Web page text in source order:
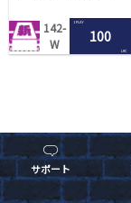
サポート
142-
W
1 PLAY
100
LRC